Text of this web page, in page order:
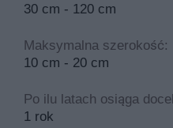
30 cm - 120 cm
Maksymalna szerokość:
10 cm - 20 cm
Po ilu latach osiąga
1 rok